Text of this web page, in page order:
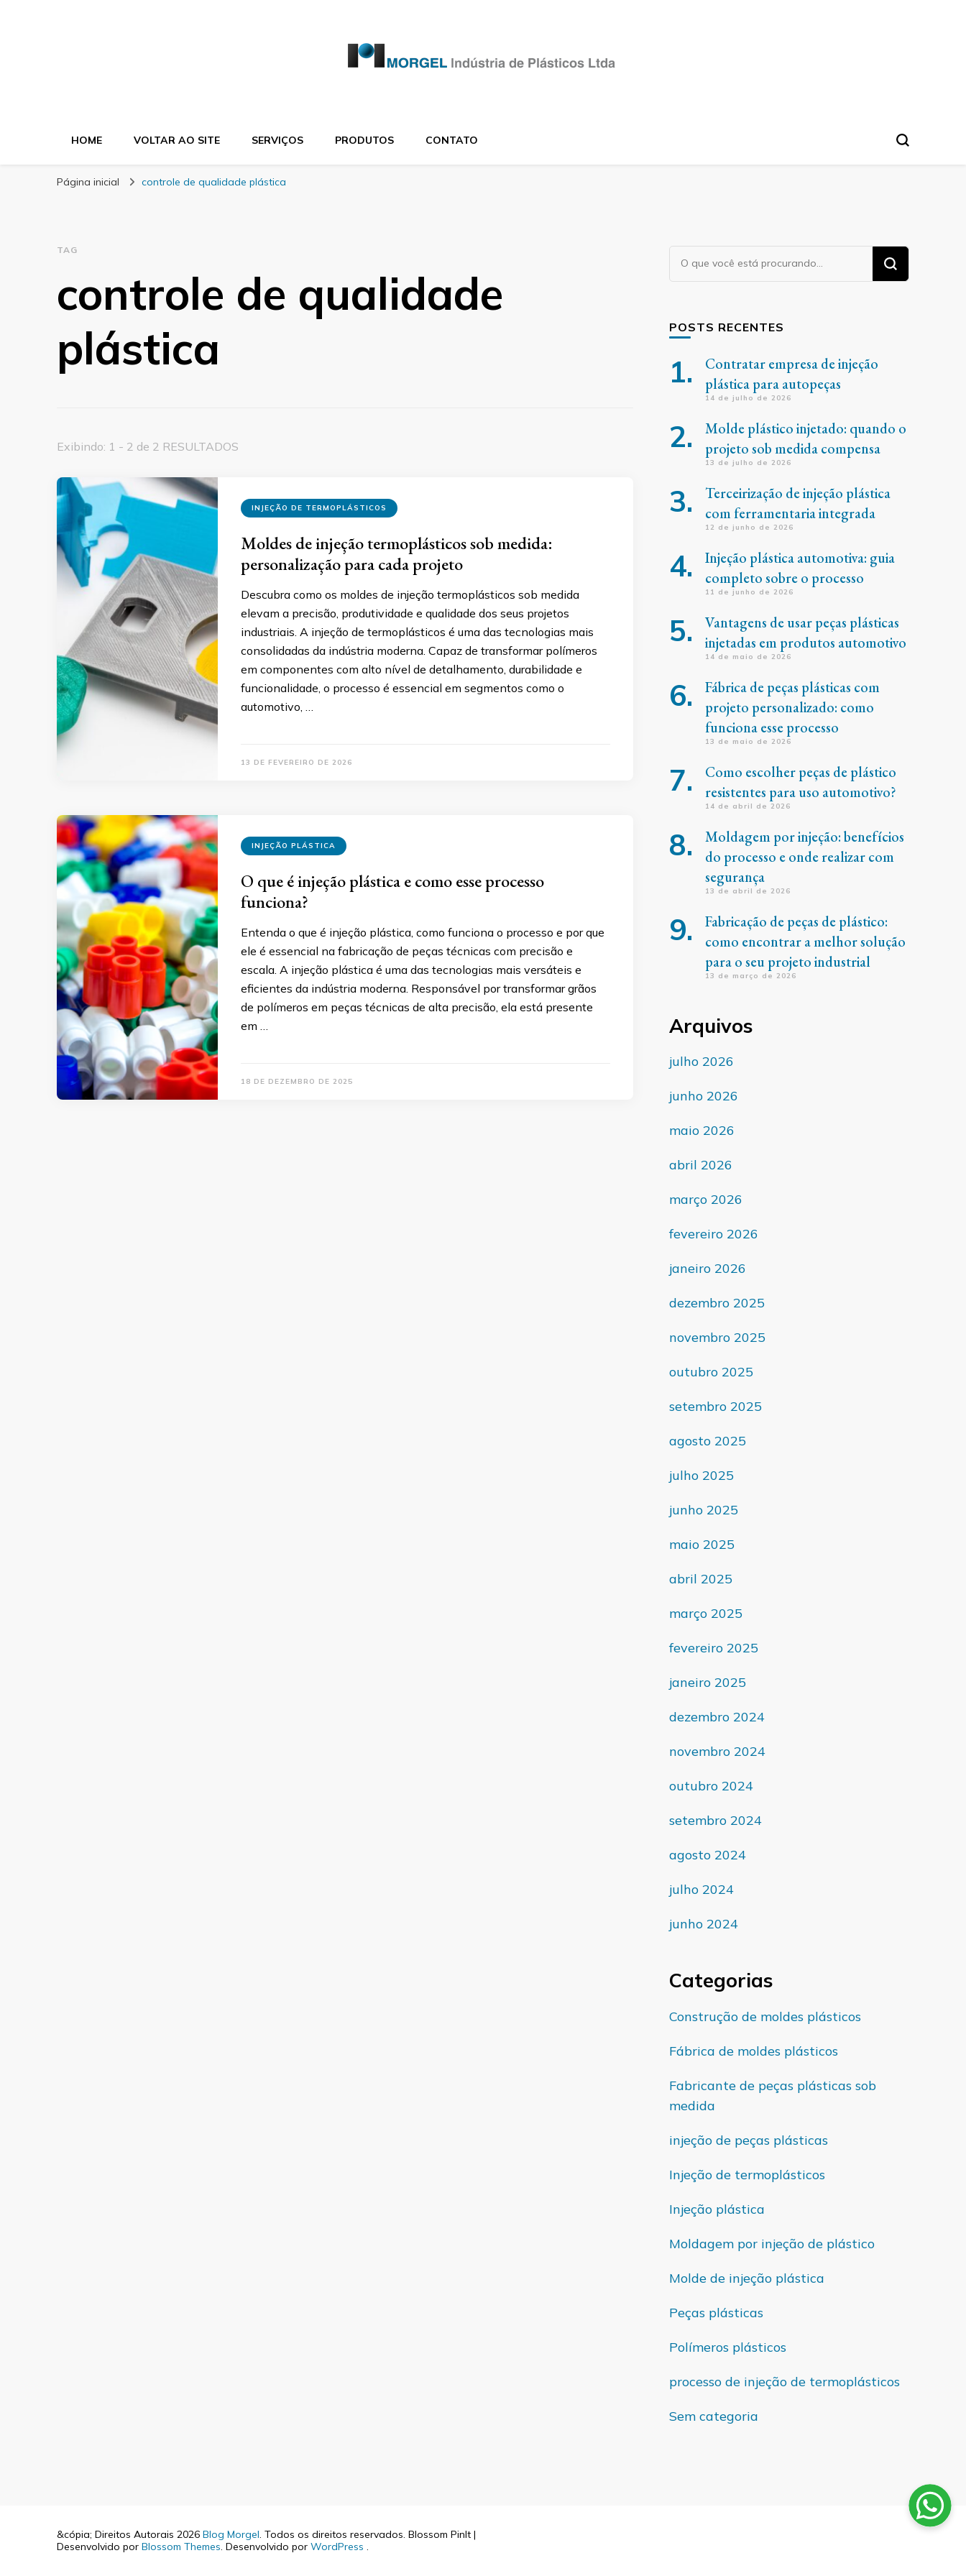
HOME VOLTAR AO SITE SERVIÇOS PRODUTOS CONTATO
Página inicial controle de qualidade plástica
TAG
controle de qualidade
plástica
Exibindo: 1 - 2 de 2 RESULTADOS
INJEÇÃO DE TERMOPLÁSTICOS
Moldes de injeção termoplásticos sob medida:
personalização para cada projeto
Descubra como os moldes de injeção termoplásticos sob medida
elevam a precisão, produtividade e qualidade dos seus projetos
industriais. A injeção de termoplásticos é uma das tecnologias mais
consolidadas da indústria moderna. Capaz de transformar polímeros
em componentes com alto nível de detalhamento, durabilidade e
funcionalidade, o processo é essencial em segmentos como o
automotivo, …
13 DE FEVEREIRO DE 2026
INJEÇÃO PLÁSTICA
O que é injeção plástica e como esse processo
funciona?
Entenda o que é injeção plástica, como funciona o processo e por que
ele é essencial na fabricação de peças técnicas com precisão e
escala. A injeção plástica é uma das tecnologias mais versáteis e
eficientes da indústria moderna. Responsável por transformar grãos
de polímeros em peças técnicas de alta precisão, ela está presente
em …
18 DE DEZEMBRO DE 2025
Procurando
algo?
POSTS RECENTES
Contratar empresa de injeção
plástica para autopeças
14 de julho de 2026
Molde plástico injetado: quando o
projeto sob medida compensa
13 de julho de 2026
Terceirização de injeção plástica
com ferramentaria integrada
12 de junho de 2026
Injeção plástica automotiva: guia
completo sobre o processo
11 de junho de 2026
Vantagens de usar peças plásticas
injetadas em produtos automotivo
14 de maio de 2026
Fábrica de peças plásticas com
projeto personalizado: como
funciona esse processo
13 de maio de 2026
Como escolher peças de plástico
resistentes para uso automotivo?
14 de abril de 2026
Moldagem por injeção: benefícios
do processo e onde realizar com
segurança
13 de abril de 2026
Fabricação de peças de plástico:
como encontrar a melhor solução
para o seu projeto industrial
13 de março de 2026
Arquivos
julho 2026
junho 2026
maio 2026
abril 2026
março 2026
fevereiro 2026
janeiro 2026
dezembro 2025
novembro 2025
outubro 2025
setembro 2025
agosto 2025
julho 2025
junho 2025
maio 2025
abril 2025
março 2025
fevereiro 2025
janeiro 2025
dezembro 2024
novembro 2024
outubro 2024
setembro 2024
agosto 2024
julho 2024
junho 2024
Categorias
Construção de moldes plásticos
Fábrica de moldes plásticos
Fabricante de peças plásticas sob
medida
injeção de peças plásticas
Injeção de termoplásticos
Injeção plástica
Moldagem por injeção de plástico
Molde de injeção plástica
Peças plásticas
Polímeros plásticos
processo de injeção de termoplásticos
Sem categoria
&cópia; Direitos Autorais 2026 Blog Morgel. Todos os direitos reservados. Blossom PinIt |
Desenvolvido por Blossom Themes. Desenvolvido por WordPress .